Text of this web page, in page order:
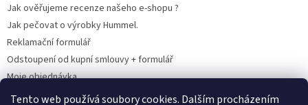
Tento web používá soubory cookies. Dalším procházením
Jak ověřujeme recenze našeho e-shopu ?
Jak pečovat o výrobky Hummel.
Reklamační formulář
Odstoupení od kupní smlouvy + formulář
Moje objednávka
Odstoupení od smlouvy